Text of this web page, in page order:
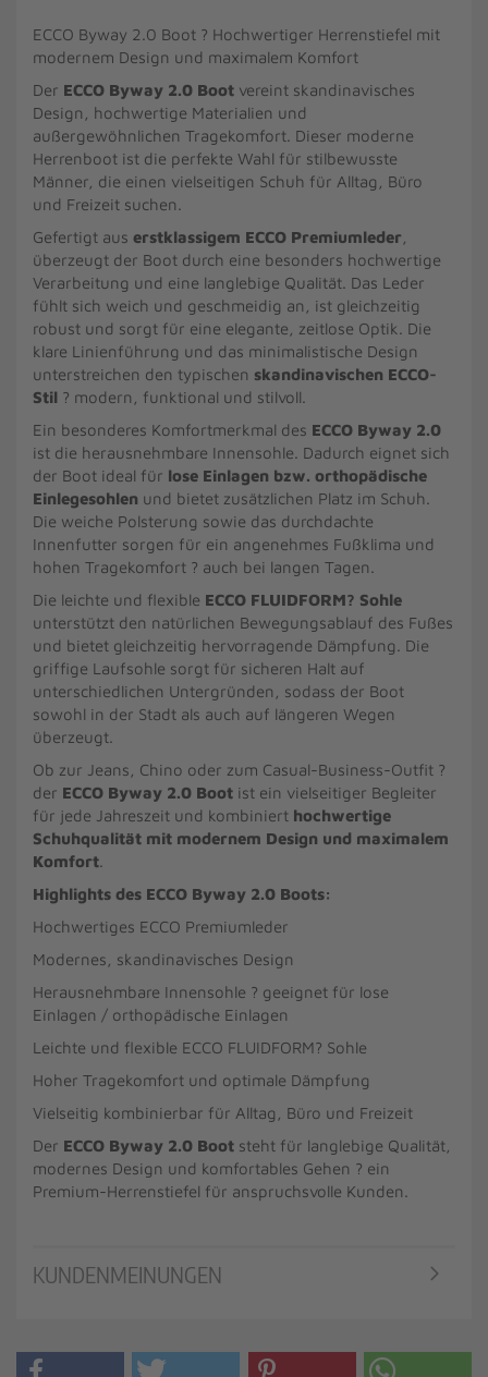
ECCO Byway 2.0 Boot ? Hochwertiger Herrenstiefel mit
modernem Design und maximalem Komfort
Der ECCO Byway 2.0 Boot vereint skandinavisches
Design, hochwertige Materialien und
außergewöhnlichen Tragekomfort. Dieser moderne
Herrenboot ist die perfekte Wahl für stilbewusste
Männer, die einen vielseitigen Schuh für Alltag, Büro
und Freizeit suchen.
Gefertigt aus erstklassigem ECCO Premiumleder
überzeugt der Boot durch eine besonders hochwertige
Verarbeitung und eine langlebige Qualität. Das Leder
fühlt sich weich und geschmeidig an, ist gleichzeitig
robust und sorgt für eine elegante, zeitlose Optik. Die
klare Linienführung und das minimalistische Design
unterstreichen den typischen skandinavischen ECCO-
Stil ? modern, funktional und stilvoll.
Ein besonderes Komfortmerkmal des ECCO Byway 2.0
ist die herausnehmbare Innensohle. Dadurch eignet sich
der Boot ideal für lose Einlagen bzw. orthopädische
Einlegesohlen und bietet zusätzlichen Platz im Schuh.
Die weiche Polsterung sowie das durchdachte
Innenfutter sorgen für ein angenehmes Fußklima und
hohen Tragekomfort ? auch bei langen Tagen.
Die leichte und flexible ECCO FLUIDFORM? Sohle
unterstützt den natürlichen Bewegungsablauf des Fußes
und bietet gleichzeitig hervorragende Dämpfung. Die
griffige Laufsohle sorgt für sicheren Halt auf
unterschiedlichen Untergründen, sodass der Boot
sowohl in der Stadt als auch auf längeren Wegen
überzeugt.
Ob zur Jeans, Chino oder zum Casual-Business-Outfit ?
der ECCO Byway 2.0 Boot ist ein vielseitiger Begleiter
für jede Jahreszeit und kombiniert hochwertige
Schuhqualität mit modernem Design und maximalem
Komfort.
Highlights des ECCO Byway 2.0 Boots:
Hochwertiges ECCO Premiumleder
Modernes, skandinavisches Design
Herausnehmbare Innensohle ? geeignet für lose
Einlagen / orthopädische Einlagen
Leichte und flexible ECCO FLUIDFORM? Sohle
Hoher Tragekomfort und optimale Dämpfung
Vielseitig kombinierbar für Alltag, Büro und Freizeit
Der ECCO Byway 2.0 Boot steht für langlebige Qualität,
modernes Design und komfortables Gehen ? ein
Premium-Herrenstiefel für anspruchsvolle Kunden.
KUNDENMEINUNGEN